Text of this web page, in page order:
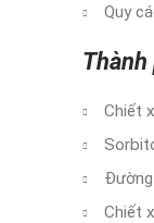
Quy
Chiết
Chiết